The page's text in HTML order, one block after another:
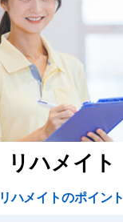
リハメイト
リハメイトのポイント